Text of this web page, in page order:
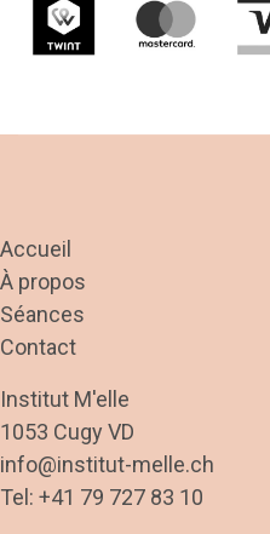
Accueil
À propos
Séances
Contact
Institut M'elle
1053 Cugy VD
info@institut-melle.ch
Tel: +41 79 727 83 10